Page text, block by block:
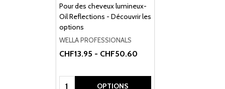
Pour des cheveux lumineux-
Oil Reflections - Découvrir les
options
WELLA PROFESSIONALS
CHF13.95 - CHF50.60
Quantité: OPTIONS